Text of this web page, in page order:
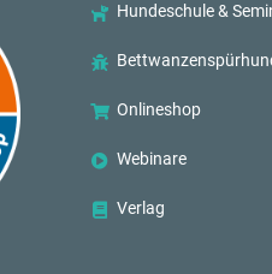
Hundeschule &
Onlineshop
Webinare
Verlag